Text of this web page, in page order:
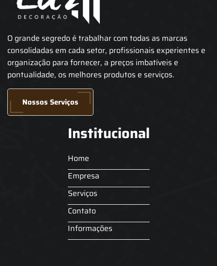
O grande segredo é trabalhar com todas as marcas
consolidadas em cada setor, profissionais experientes e
organização para fornecer, a preços imbatíveis e
pontualidade, os melhores produtos e serviços.
Nossos Serviços
Institucional
Home
Empresa
Serviços
Contato
Informações